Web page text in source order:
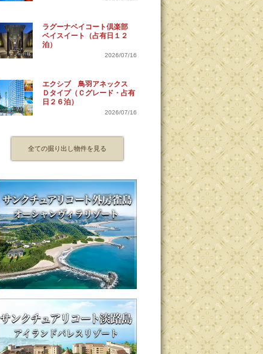
ラグーナベイコート倶楽部
ベイスイート（占有日１２
泊）
2026/07/16
エクシブ 鳥羽アネックス
Ｄタイプ（Ｃグレード・占有
日２６泊）
2026/07/16
全ての掘り出し物件を見る